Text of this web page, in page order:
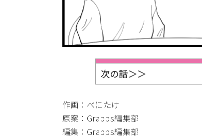
次の話＞＞
作画：べにたけ
原案：Grapps編集部
編集：Grapps編集部